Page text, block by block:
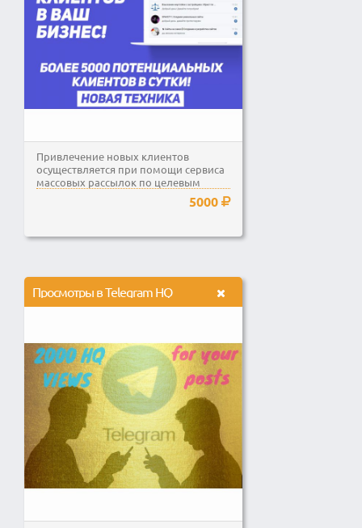
Привлечение новых клиентов
осуществляется при помощи сервиса
массовых рассылок по целевым
5000
Просмотры в Telegram HQ